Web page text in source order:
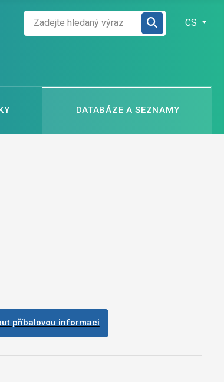
CS
DATABÁZE A SEZNAMY
příbalovou informaci